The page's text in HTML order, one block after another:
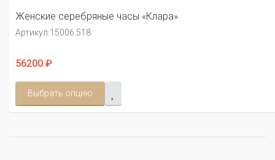
Женские серебряные часы «Клара»
Артикул:15006.518
56200 ₽
Выбрать опцию